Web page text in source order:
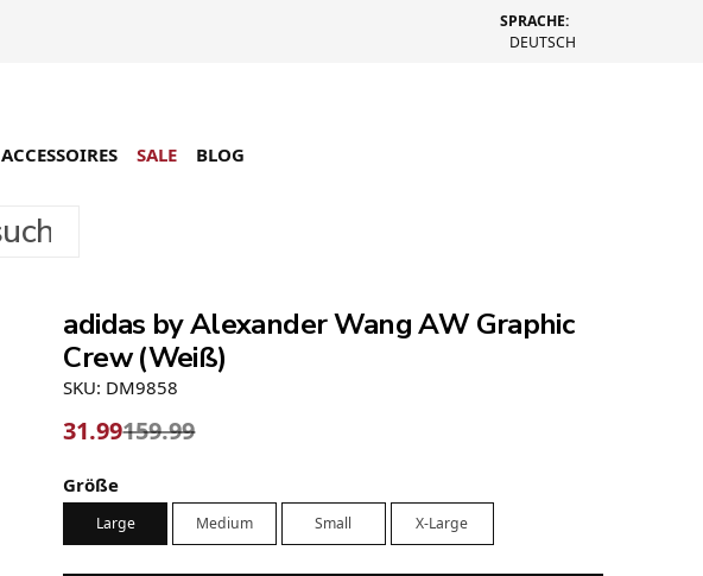
SPRACHE:
DEUTSCH
ACCESSOIRES SALE BLOG
adidas by Alexander Wang AW Graphic
Crew (Weiß)
SKU: DM9858
31.99159.99
Größe
Large Medium Small X-Large